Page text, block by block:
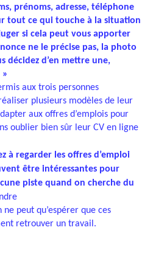
prénoms, adresse, téléphone
tout ce qui touche à la situation
si cela peut vous apporter
ne le précise pas, la photo
décidez d’en mettre une,
»
aux trois personnes
plusieurs modèles de leur
aux offres d’emplois pour
oublier bien sûr leur CV en ligne
à regarder les offres d’emploi
être intéressantes pour
piste quand on cherche du
peut qu’espérer que ces
retrouver un travail.